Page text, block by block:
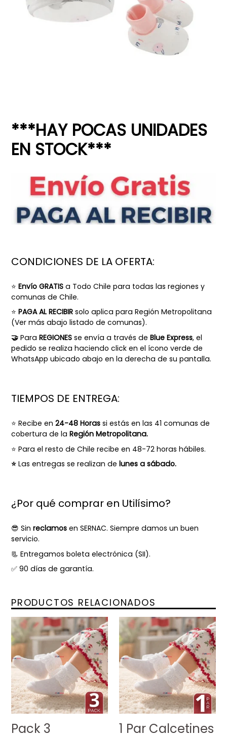
***HAY POCAS UNIDADES
EN STOCK***
CONDICIONES DE LA OFERTA:
⭐ Envío GRATIS a Todo Chile para todas las regiones y
comunas de Chile.
⭐ PAGA AL RECIBIR solo aplica para Región Metropolitana
(Ver más abajo listado de comunas).
🤝 Para REGIONES se envía a través de Blue Express, el
pedido se realiza haciendo click en el ícono verde de
WhatsApp ubicado abajo en la derecha de su pantalla.
TIEMPOS DE ENTREGA:
⭐ Recibe en 24-48 Horas si estás en las 41 comunas de
cobertura de la Región Metropolitana.
⭐ Para el resto de Chile recibe en 48-72 horas hábiles.
⭐ Las entregas se realizan de lunes a sábado.
¿Por qué comprar en Utilísimo?
😎 Sin reclamos en SERNAC. Siempre damos un buen
servicio.
📃 Entregamos boleta electrónica (SII).
✅ 90 días de garantía.
PRODUCTOS RELACIONADOS
Pack 3
1 Par Calcetines